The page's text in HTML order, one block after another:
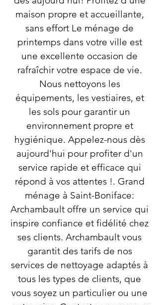
maison propre et accueillante,
sans effort Le ménage de
printemps dans votre ville est
une excellente occasion de
rafraîchir votre espace de vie.
Nous nettoyons les
équipements, les vestiaires, et
les sols pour garantir un
environnement propre et
hygiénique. Appelez-nous dès
aujourd'hui pour profiter d'un
service rapide et efficace qui
répond à vos attentes !. Grand
ménage à Saint-Boniface:
Archambault offre un service qui
inspire confiance et fidélité chez
ses clients. Archambault vous
garantit des tarifs de nos
services de nettoyage adaptés à
tous les types de clients, que
vous soyez un particulier ou une